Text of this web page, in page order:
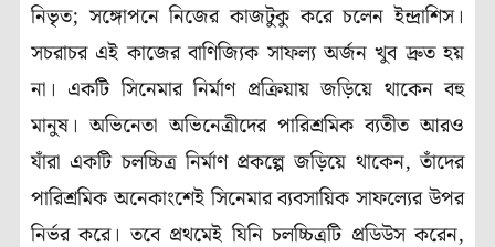
নিভৃত; সঙ্গোপনে নিজের কাজটুকু করে চলেন ইন্দ্রাশিস।
সচরাচর এই কাজের বাণিজ্যিক সাফল্য অর্জন খুব দ্রুত হয়
না। একটি সিনেমার নির্মাণ প্রক্রিয়ায় জড়িয়ে থাকেন বহু
মানুষ। অভিনেতা অভিনেত্রীদের পারিশ্রমিক ব্যতীত আরও
যাঁরা একটি চলচ্চিত্র নির্মাণ প্রকল্পে জড়িয়ে থাকেন, তাঁদের
পারিশ্রমিক অনেকাংশেই সিনেমার ব্যবসায়িক সাফল্যের উপর
নির্ভর করে। তবে প্রথমেই যিনি চলচ্চিত্রটি প্রডিউস করেন,